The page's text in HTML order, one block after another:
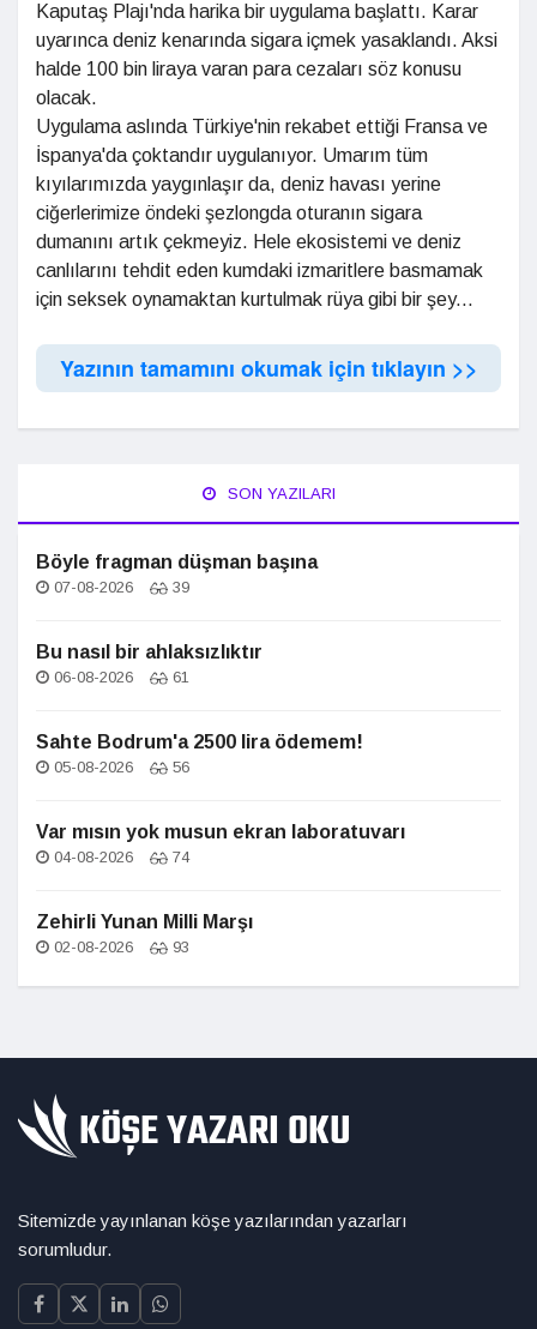
Kaputaş Plajı'nda harika bir uygulama başlattı. Karar
uyarınca deniz kenarında sigara içmek yasaklandı. Aksi
halde 100 bin liraya varan para cezaları söz konusu
olacak.
Uygulama aslında Türkiye'nin rekabet ettiği Fransa ve
İspanya'da çoktandır uygulanıyor. Umarım tüm
kıyılarımızda yaygınlaşır da, deniz havası yerine
ciğerlerimize öndeki şezlongda oturanın sigara
dumanını artık çekmeyiz. Hele ekosistemi ve deniz
canlılarını tehdit eden kumdaki izmaritlere basmamak
için seksek oynamaktan kurtulmak rüya gibi bir şey...
Yazının tamamını okumak için tıklayın >>
SON YAZILARI
Böyle fragman düşman başına
07-08-2026 39
Bu nasıl bir ahlaksızlıktır
06-08-2026 61
Sahte Bodrum'a 2500 lira ödemem!
05-08-2026 56
Var mısın yok musun ekran laboratuvarı
04-08-2026 74
Zehirli Yunan Milli Marşı
02-08-2026 93
Sitemizde yayınlanan köşe yazılarından yazarları
sorumludur.